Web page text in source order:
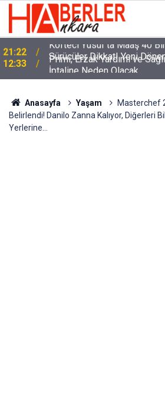
12:33
Sürücüler Dikkat! Yeni
İptaline Neden Olacak
Anasayfa Yaşam
Masterchef
Belirlendi! Danilo Zanna Kalıyor, Diğerleri
Yerlerine…